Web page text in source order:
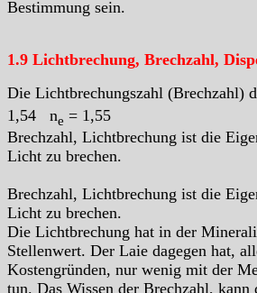
Bestimmung sein.
1.9 Lichtbrechung, Brechzahl,
Die Lichtbrechungszahl (Brechzahl)
1,54 ne = 1,55
Brechzahl, Lichtbrechung ist die
Licht zu brechen.
Brechzahl, Lichtbrechung ist die
Licht zu brechen.
Die Lichtbrechung hat in der
Stellenwert. Der Laie dagegen hat,
Kostengründen, nur wenig mit der
tun. Das Wissen der Brechzahl, kann